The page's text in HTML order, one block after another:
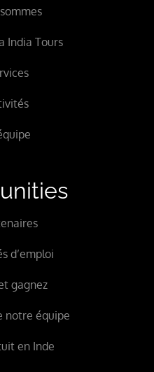
India Tours
d’emploi
gagnez
notre équipe
en Inde